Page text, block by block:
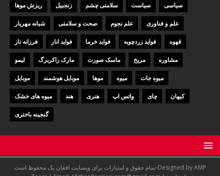
ریزش موها زنجبیل سلامتی چشم سیاست سیاسی
شبانه مهریار صحت و سلامتی علم نجوم علم و فناوری
فرزانه ناز فواید انار فواید خرما فواید زردچوبه قهوه
لیمو مارک زاکربرگ ماسک صورت مریخ مشاوره
موبایل موبایل هوشمند موها میوه میوه جات
میوه های خشک هند هنری واتس اپ چای کیهان
گنجینه باختری
تمام حقوق و امتیازات برای وبسایت افغان یک محفوظ است-Designed by AMP